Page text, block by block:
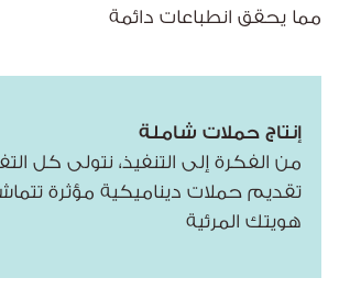
مما يحقق انطباعات دائمة
إنتاج حملات شاملة
من الفكرة إلى التنفيذ، نتولى كل
تقديم حملات ديناميكية مؤثرة
هويتك المرئية